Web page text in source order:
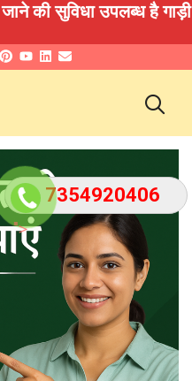
">
7354920406
उपलब्ध है गाड़ी